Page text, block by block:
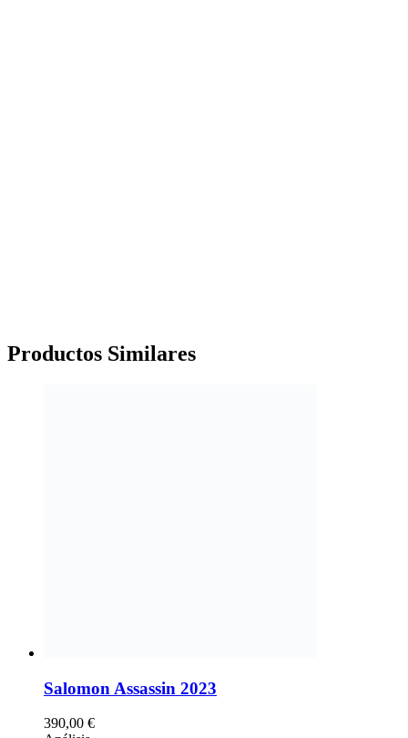
Productos Similares
Salomon Assassin 2023
390,00 €